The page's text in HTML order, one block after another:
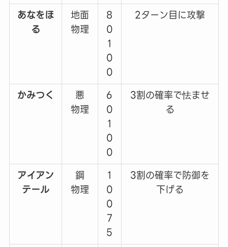
あなをほ
る
地面
物理
8
0
1
0
0
2ターン目に攻撃
かみつく
悪
物理
6
0
1
0
0
3割の確率で怯ませ
る
アイアン
テール
鋼
物理
1
0
0
7
5
3割の確率で防御を
下げる